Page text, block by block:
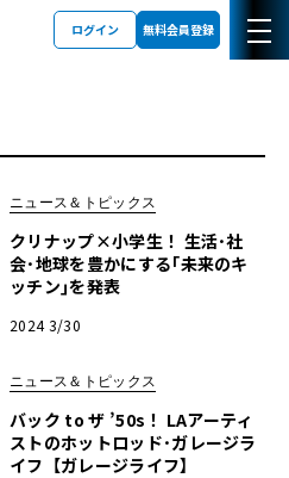
ログイン 無料会員登録
ニュース＆トピックス
クリナップ×小学生！ 生活･社
会･地球を豊かにする｢未来のキ
ッチン｣を発表
2024 3/30
ニュース＆トピックス
バック to ザ ’50s！ LAアーティ
ストのホットロッド･ガレージラ
イフ【ガレージライフ】